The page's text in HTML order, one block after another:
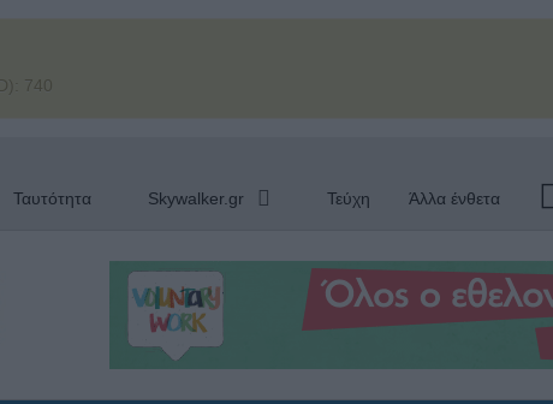
740
Ταυτότητα Skywalker.gr Τεύχη Άλλα ένθετα